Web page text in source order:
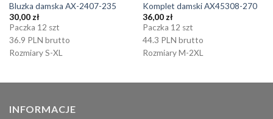
Bluzka damska AX-2407-235
30,00 zł
Paczka 12 szt
36.9 PLN brutto
Rozmiary S-XL
Komplet damski AX45308-270
36,00 zł
Paczka 12 szt
44.3 PLN brutto
Rozmiary M-2XL
INFORMACJE